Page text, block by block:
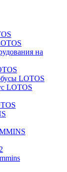
на
LOTOS
LOTOS